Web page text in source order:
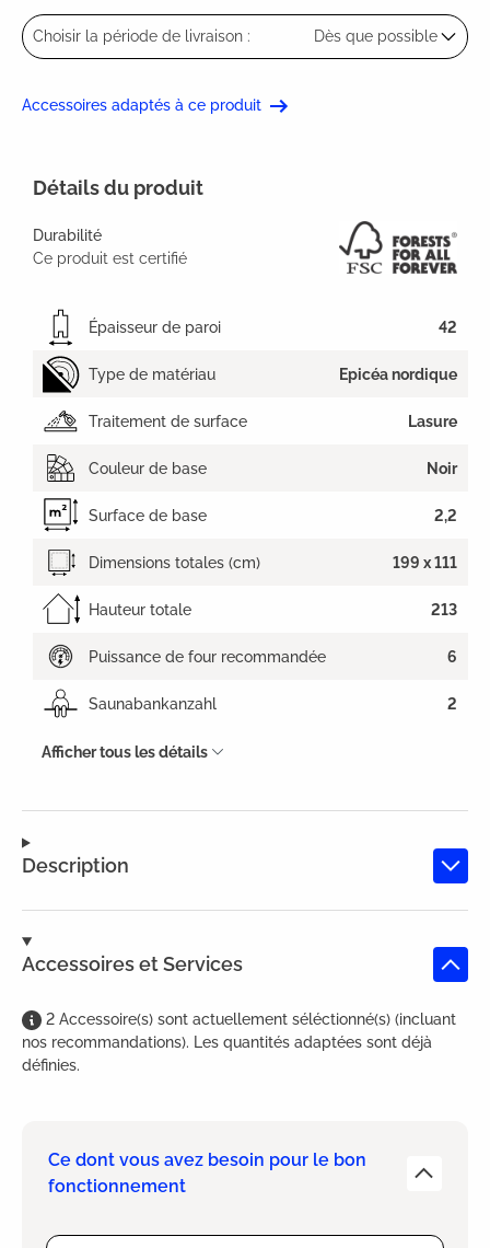
Choisir la période de livraison : Dès que possible
Accessoires adaptés à ce produit
Description
Accessoires et Services
2 Accessoire(s) sont actuellement séléctionné(s) (incluant
nos recommandations). Les quantités adaptées sont déjà
définies.
Ce dont vous avez besoin pour le bon
fonctionnement
Détails du produit
Durabilité
Ce produit est certifié
Épaisseur de paroi 42
Type de matériau Epicéa nordique
Traitement de surface Lasure
Couleur de base Noir
Surface de base 2,2
Dimensions totales (cm) 199 x 111
Hauteur totale 213
Puissance de four recommandée 6
Saunabankanzahl 2
Afficher tous les détails